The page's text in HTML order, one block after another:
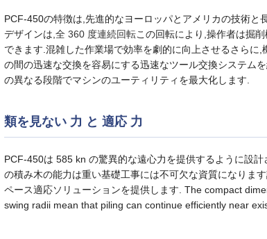
PCF-450の特徴は,先進的なヨーロッパとアメリカの技術
デザインは, 全 360 度連続回転この回転により,操作者は掘
できます.混雑した作業場で効率を劇的に向上させるさら
の間の迅速な交換を容易にする迅速なツール交換システム
の異なる段階でマシンのユーティリティを最大化します.
類を見ない 力 と 適応 力
PCF-450は 585 kn の驚異的な遠心力を提供するように設計
の積み木の能力は重い基礎工事には不可欠な資質になりま
ペース適応ソリューションを提供します. The compact
swing radii mean that piling can continue efficiently near